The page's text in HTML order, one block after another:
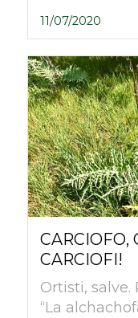
11/07/2020
CARCIOFO,
CARCIOFI!
Ortisti, salve.
“La